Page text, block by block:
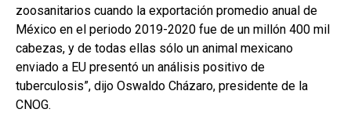
zoosanitarios cuando la exportación promedio anual de
México en el periodo 2019-2020 fue de un millón 400 mil
cabezas, y de todas ellas sólo un animal mexicano
enviado a EU presentó un análisis positivo de
tuberculosis”, dijo Oswaldo Cházaro, presidente de la
CNOG.